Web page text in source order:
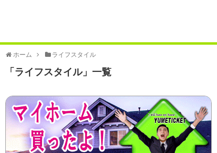
ホーム ライフスタイル
「 ライフスタイル」 一覧